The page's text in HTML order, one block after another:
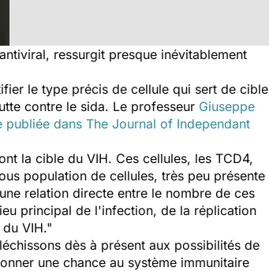
ressurgit presque inévitablement
le type précis de cellule qui sert de cible
contre le sida. Le professeur Giuseppe
publiée dans The Journal of Independant
la cible du VIH. Ces cellules, les TCD4,
population de cellules, très peu présente
relation directe entre le nombre de ces
principal de l'infection, de la réplication
VIH."
dès à présent aux possibilités de
une chance au système immunitaire